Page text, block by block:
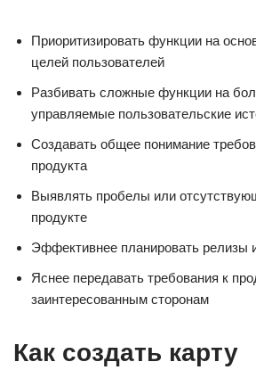
Приоритизировать функции на
целей пользователей
Разбивать сложные функции на
управляемые пользовательские
Создавать общее понимание
продукта
Выявлять пробелы или
продукте
Эффективнее планировать релизы
Яснее передавать требования к
заинтересованным сторонам
Как создать карту